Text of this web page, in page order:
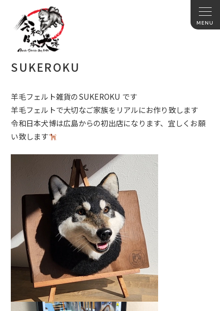
SUKEROKU
羊毛フェルト雑貨のSUKEROKU です
羊毛フェルトで大切なご家族をリアルにお作り致します
令和日本犬博は広島からの初出店になります、 宜しくお願
い致します